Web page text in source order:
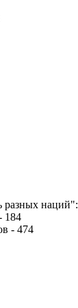
разных наций":
184
- 474